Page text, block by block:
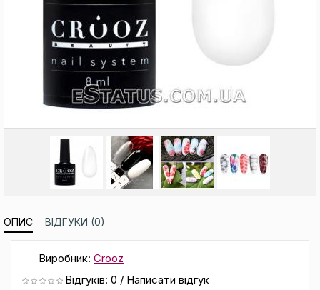
ОПИС ВІДГУКИ (0)
Виробник: Crooz
Відгуків: 0 / Написати відгук